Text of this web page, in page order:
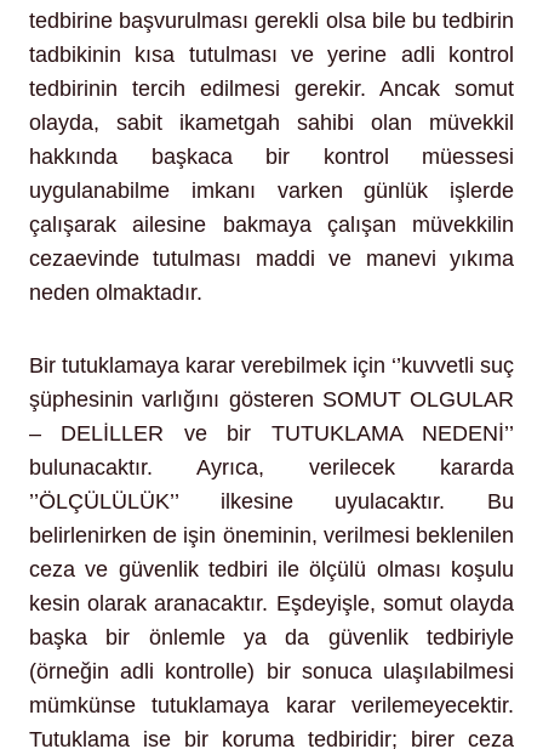
tedbirine başvurulması gerekli olsa bile bu tedbirin
tadbikinin kısa tutulması ve yerine adli kontrol
tedbirinin tercih edilmesi gerekir. Ancak somut
olayda, sabit ikametgah sahibi olan müvekkil
hakkında başkaca bir kontrol müessesi
uygulanabilme imkanı varken günlük işlerde
çalışarak ailesine bakmaya çalışan müvekkilin
cezaevinde tutulması maddi ve manevi yıkıma
neden olmaktadır.
Bir tutuklamaya karar verebilmek için ‘’kuvvetli suç
şüphesinin varlığını gösteren SOMUT OLGULAR
– DELİLLER ve bir TUTUKLAMA NEDENİ’’
bulunacaktır. Ayrıca, verilecek kararda
’’ÖLÇÜLÜLÜK’’ ilkesine uyulacaktır. Bu
belirlenirken de işin öneminin, verilmesi beklenilen
ceza ve güvenlik tedbiri ile ölçülü olması koşulu
kesin olarak aranacaktır. Eşdeyişle, somut olayda
başka bir önlemle ya da güvenlik tedbiriyle
(örneğin adli kontrolle) bir sonuca ulaşılabilmesi
mümkünse tutuklamaya karar verilemeyecektir.
Tutuklama ise bir koruma tedbiridir; birer ceza